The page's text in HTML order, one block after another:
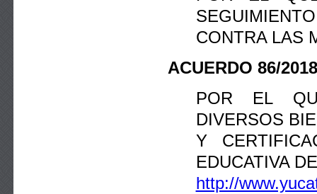
CONTRA LAS
ACUERDO 86/2018
POR EL
DIVERSOS
Y
EDUCATIVA
http://